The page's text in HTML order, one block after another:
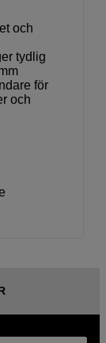
och
tydlig
för
och